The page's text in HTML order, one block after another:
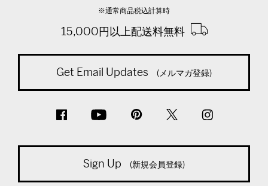
※通常商品税込計算時
15,000円以上配送料無料
Get Email Updates (メルマガ登録)
Sign Up (新規会員登録)